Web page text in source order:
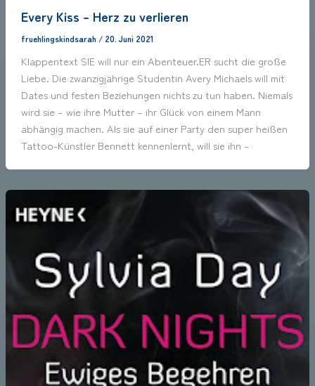
Every Kiss – Herz zu verlieren
fruehlingskindsarah / 20. Juni 2021
Klappentext SIE will nur ein Abenteuer.ER sucht die große
Liebe. Die zwanzigjährige Studentin Avery Michaels will mit
Dates und festen Beziehungen nichts zu tun haben. Niemals
wird sie – wie ihre Mutter – ihr Glück von einem Mann
abhängig machen. Als sie auf einer Party den super heißen
Tattoo-Künstler Bennett kennenlernt, will sie ihn –